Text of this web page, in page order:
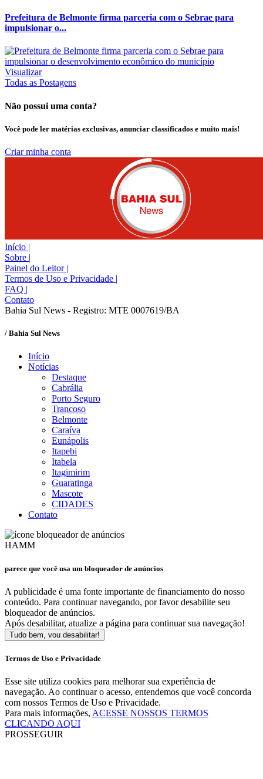
Prefeitura de Belmonte firma parceria com o Sebrae para
impulsionar o...
Visualizar
Todas as Postagens
Não possui uma conta?
Você pode ler matérias exclusivas, anunciar classificados e muito mais!
Criar minha conta
Início |
Sobre |
Painel do Leitor |
Termos de Uso e Privacidade |
FAQ |
Contato
Bahia Sul News - Registro: MTE 0007619/BA
/ Bahia Sul News
Início
Notícias
Destaque
Cabrália
Porto Seguro
Trancoso
Belmonte
Caraíva
Eunápolis
Itapebi
Itabela
Itagimirim
Guaratinga
Mascote
CIDADES
Contato
HAMM
parece que você usa um bloqueador de anúncios
A publicidade é uma fonte importante de financiamento do nosso
conteúdo. Para continuar navegando, por favor desabilite seu
bloqueador de anúncios.
Após desabilitar, atualize a página para continuar sua navegação!
Tudo bem, vou desabilitar!
Termos de Uso e Privacidade
Esse site utiliza cookies para melhorar sua experiência de
navegação. Ao continuar o acesso, entendemos que você concorda
com nossos Termos de Uso e Privacidade.
Para mais informações, ACESSE NOSSOS TERMOS
CLICANDO AQUI
PROSSEGUIR